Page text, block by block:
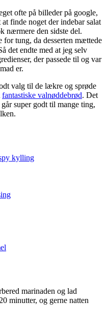
ofte på billeder på google,
finde noget der indebar salat
nærmere den sidste del.
tung, da desserten mættede
det endte med at jeg selv
der passede til og var
er.
valg til de lækre og sprøde
fantastiske valnøddebrød. Det
super godt til mange ting,
kylling
marinaden og lad
minutter, og gerne natten